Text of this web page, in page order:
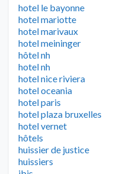
hotel le bayonne
hotel mariotte
hotel marivaux
hotel meininger
hôtel nh
hotel nh
hotel nice riviera
hotel oceania
hotel paris
hotel plaza bruxelles
hotel vernet
hôtels
huissier de justice
huissiers